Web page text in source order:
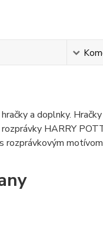
a doplnky.
HARRY
rozprávkovým